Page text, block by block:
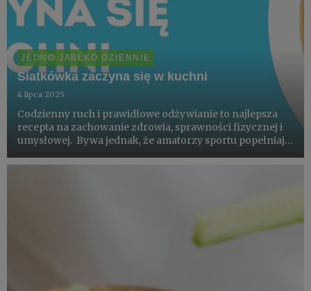
JEDNO JABŁKO DZIENNIE
Siatkówka zaczyna się w kuchni
4 lipca 2025
Codzienny ruch i prawidłowe odżywianie to najlepsza
recepta na zachowanie zdrowia, sprawności fizycznej i
umysłowej. Bywa jednak, że amatorzy sportu popełniają
mała ilość zjadanych warzyw i owoców, rezygnacja z